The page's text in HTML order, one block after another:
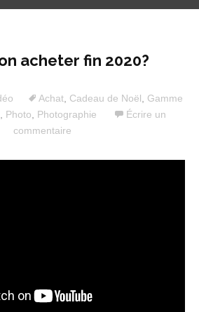
acheter fin 2020?
Achat Cadeau de Noël
Gamme
Photo Photographie
Écrire un
commentaire